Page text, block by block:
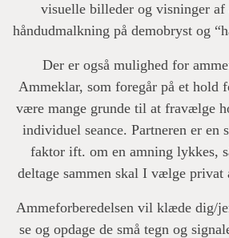
visuelle billeder og visninger af
håndudmalkning på demobryst og
Der er også mulighed for
Ammeklar, som foregår på et hold
være mange grunde til at fravælge
individuel seance. Partneren er en
faktor ift. om en amning lykkes,
deltage sammen skal I vælge privat
Ammeforberedelsen vil klæde dig/
se og opdage de små tegn og